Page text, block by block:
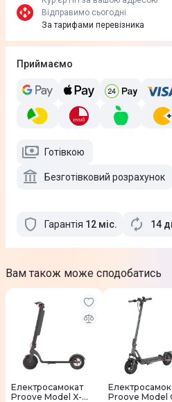
Відправимо сьогодні
За тарифами перевізника
Приймаємо
Готівкою
Безготівковий розрахунок
Гарантія 12 міс. 14
Вам також може сподобатись
Електросамокат
Proove Model X-
Proove Model